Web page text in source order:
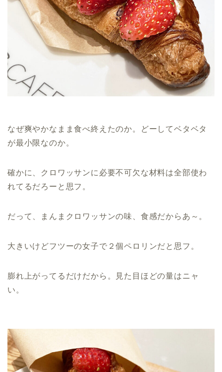
なぜ爽やかなまま食べ終えたのか。どーしてベタベタ
が最小限なのか。
確かに、クロワッサンに必要不可欠な材料は全部使わ
れてるだろーと思フ。
だって、まんまクロワッサンの味、食感だからあ～。
大きいけどフツーの女子で２個ペロリンだと思フ。
膨れ上がってるだけだから。見た目ほどの量はニャ
い。